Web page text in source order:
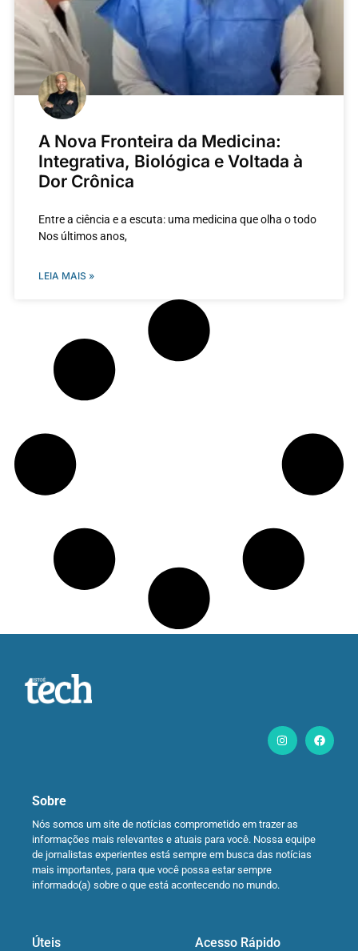
A Nova Fronteira da Medicina:
Integrativa, Biológica e Voltada à
Dor Crônica
Entre a ciência e a escuta: uma medicina que olha o todo
Nos últimos anos,
LEIA MAIS »
Sobre
Nós somos um site de notícias comprometido em trazer as
informações mais relevantes e atuais para você. Nossa equipe
de jornalistas experientes está sempre em busca das notícias
mais importantes, para que você possa estar sempre
informado(a) sobre o que está acontecendo no mundo.
Úteis Acesso Rápido